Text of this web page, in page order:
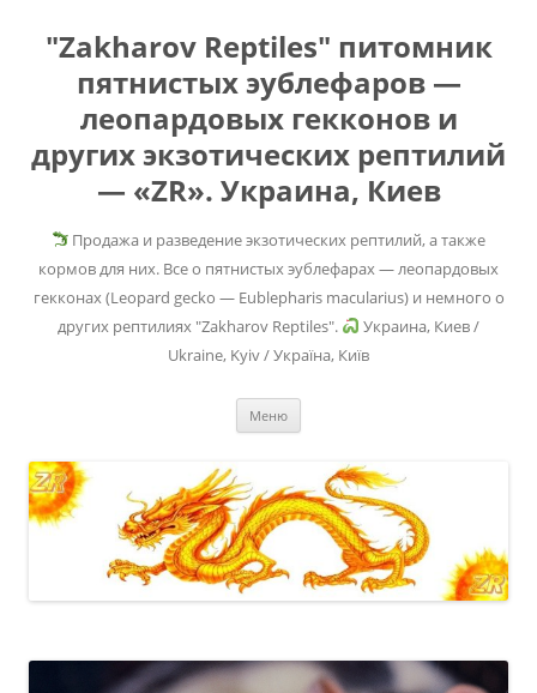
"Zakharov Reptiles" питомник
пятнистых эублефаров —
леопардовых гекконов и
других экзотических рептилий
— «ZR». Украина, Киев
Продажа и разведение экзотических рептилий, а также
кормов для них. Все о пятнистых эублефарах — леопардовых
гекконах (Leopard gecko — Eublepharis macularius) и немного о
других рептилиях "Zakharov Reptiles".
Украина, Киев /
Ukraine, Kyiv / Україна, Київ
Меню